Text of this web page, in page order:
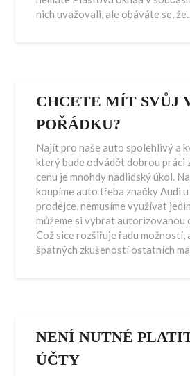
nich uvažovali, ale obáváte se,
CHCETE MÍT SVŮJ
POŘÁDKU?
Najít pro naše auto spolehlivý a
který bude odvádět dobrou práci
cenu je mnohdy nadlidský úkol.
koupíme auto třeba značky Audi
prodejce, nemusíme využívat
můžeme si vybrat autorizovanou
Což sice rozšiřuje řadu možností,
špatných zkušeností ostatních
NENÍ NUTNÉ
ÚČTY